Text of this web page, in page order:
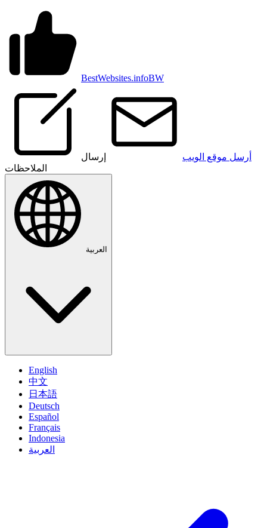
BestWebsites.infoBW
أرسل موقع الويب
إرسال
الملاحظات
العربية
English
中文
日本語
Deutsch
Español
Français
Indonesia
العربية